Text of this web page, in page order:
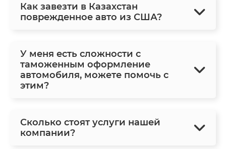
Как завезти в Казахстан
поврежденное авто из США?
У меня есть сложности с
таможенным оформление
автомобиля, можете помочь с
этим?
Сколько стоят услуги нашей
компании?